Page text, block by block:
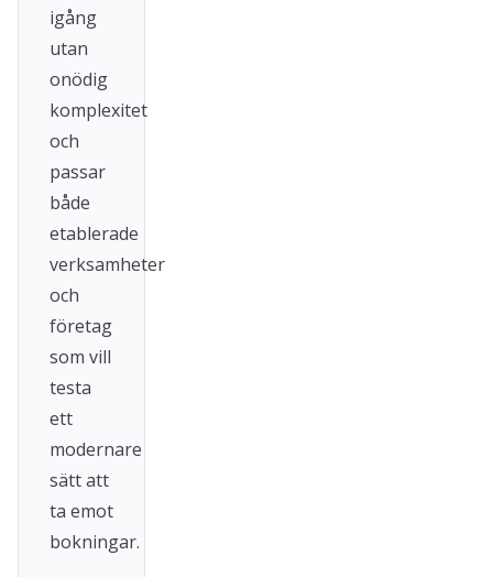
igång
utan
onödig
komplexitet
och
passar
både
etablerade
verksamheter
och
företag
som vill
testa
ett
modernare
sätt att
ta emot
bokningar.